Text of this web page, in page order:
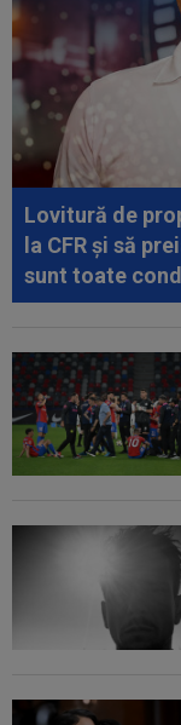
23:42 EXCLUSIV
controversată fază
23:39
Alex Dobre
Rapid, după 0-0 cu
23:29
Reacția lui
pentru simulare în
Lovitură de
la CFR și să
sunt toate